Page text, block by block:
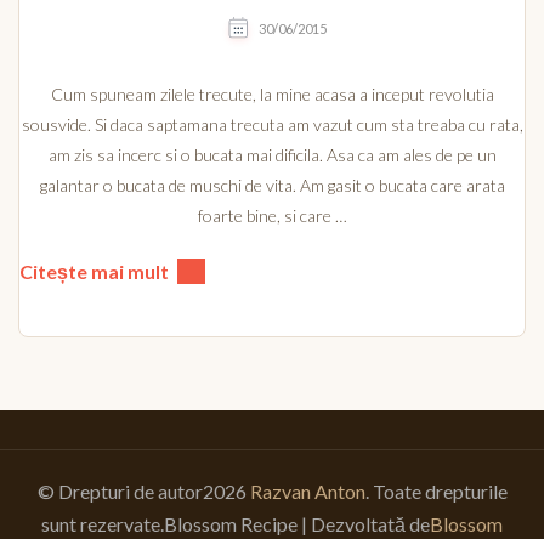
30/06/2015
Cum spuneam zilele trecute, la mine acasa a inceput revolutia
sousvide. Si daca saptamana trecuta am vazut cum sta treaba cu rata,
am zis sa incerc si o bucata mai dificila. Asa ca am ales de pe un
galantar o bucata de muschi de vita. Am gasit o bucata care arata
foarte bine, si care …
Citește mai mult
© Drepturi de autor2026 Razvan Anton . Toate drepturile
sunt rezervate. Blossom Recipe | Dezvoltată deBlossom